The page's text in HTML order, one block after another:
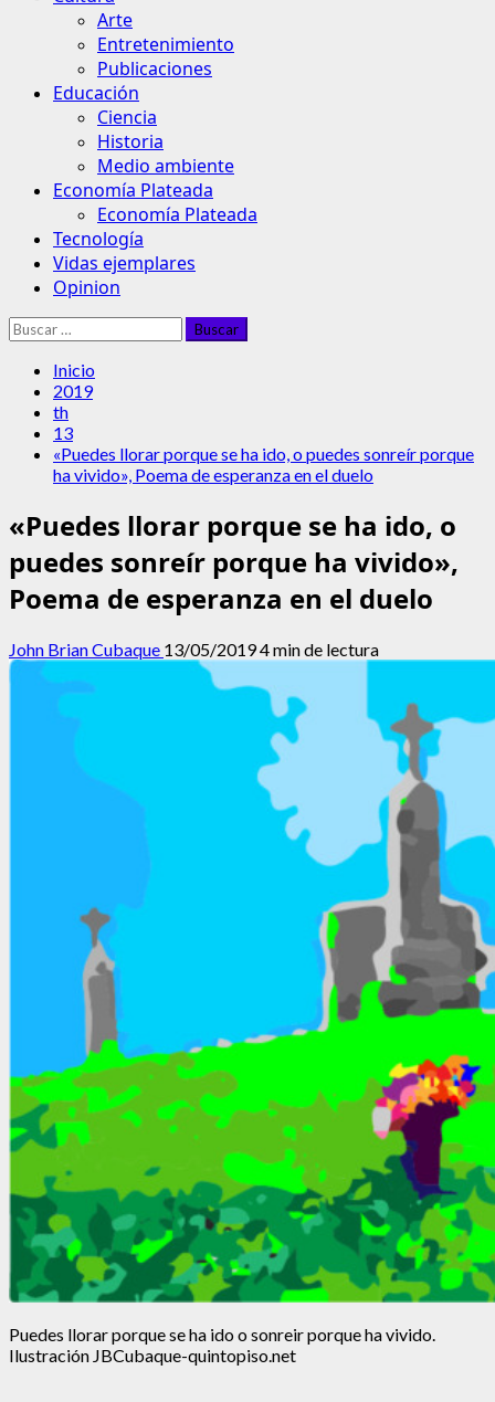
Arte
Entretenimiento
Publicaciones
Educación
Ciencia
Historia
Medio ambiente
Economía Plateada
Economía Plateada
Tecnología
Vidas ejemplares
Opinion
Buscar:
Inicio
2019
th
13
«Puedes llorar porque se ha ido, o puedes sonreír porque
ha vivido», Poema de esperanza en el duelo
«Puedes llorar porque se ha ido, o
puedes sonreír porque ha vivido»,
Poema de esperanza en el duelo
John Brian Cubaque 13/05/20194 min de lectura
Puedes llorar porque se ha ido o sonreir porque ha vivido.
Ilustración JBCubaque-quintopiso.net